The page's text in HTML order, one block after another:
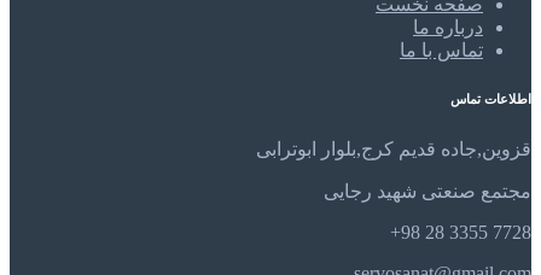
درباره ما
تماس با ما
اطلاعات تماس
قزوین,جاده قدیم کرج,بلوار ابوترابی
مجتمع صنعتی شهید رجایی
7728 3355 28 98+